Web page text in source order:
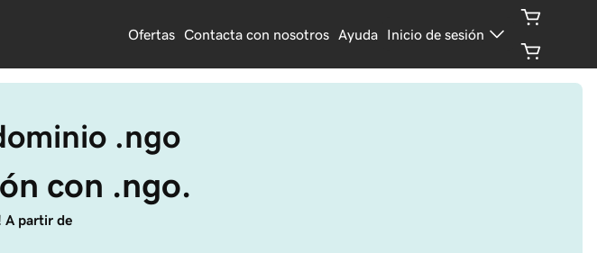
Ofertas Contacta con nosotros Ayuda Inicio de sesión
.ngo
con .ngo.
A partir de